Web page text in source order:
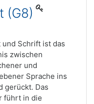
(G8)
und Schrift ist das
zwischen
und
Sprache ins
gerückt. Das
führt in die